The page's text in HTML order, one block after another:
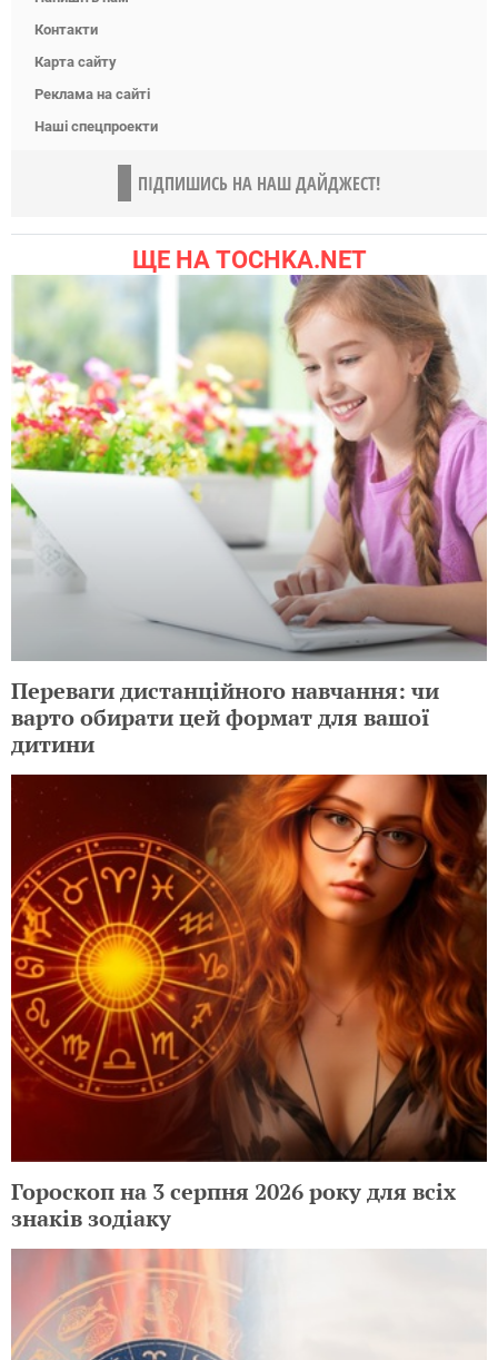
Контакти
Карта сайту
Реклама на сайті
Наші спецпроекти
ПІДПИШИСЬ НА НАШ ДАЙДЖЕСТ!
ЩЕ НА TOCHKA.NET
Переваги дистанційного навчання: чи
варто обирати цей формат для вашої
дитини
Гороскоп на 3 серпня 2026 року для всіх
знаків зодіаку